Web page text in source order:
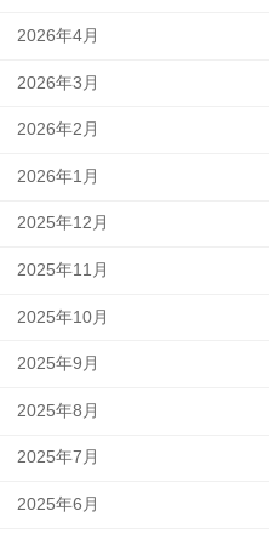
2026年4月
2026年3月
2026年2月
2026年1月
2025年12月
2025年11月
2025年10月
2025年9月
2025年8月
2025年7月
2025年6月